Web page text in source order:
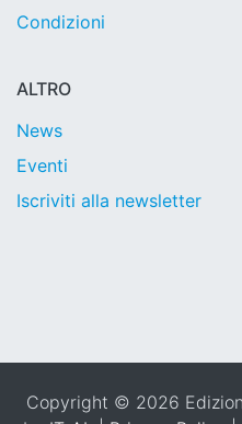
Condizioni
ALTRO
News
Eventi
Iscriviti alla newsletter
Copyright © 2026